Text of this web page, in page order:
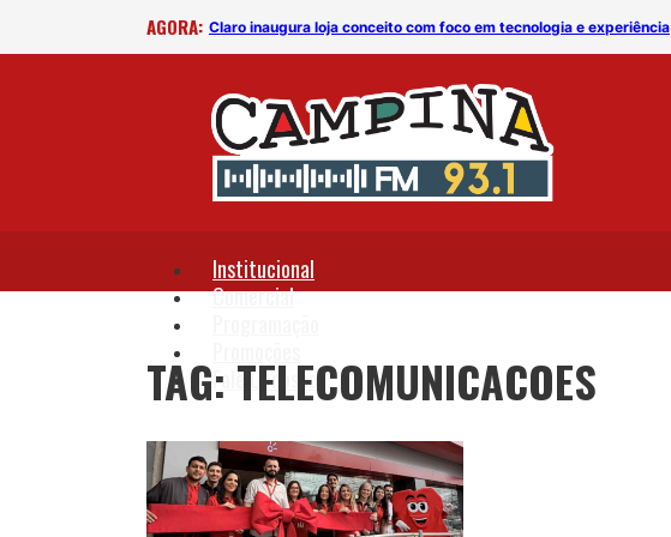
AGORA: Claro inaugura loja conceito com foco em tecnologia e experiência
Institucional
Comercial
Fale Conosco
TAG: TELECOMUNICACOES